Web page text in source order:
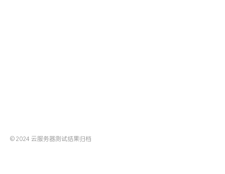
© 2024 云服务器测试结果归档